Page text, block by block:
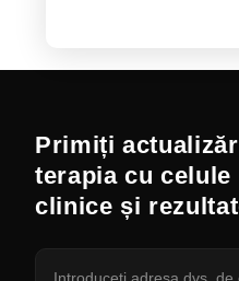
Primiți
terapia cu
clinice și